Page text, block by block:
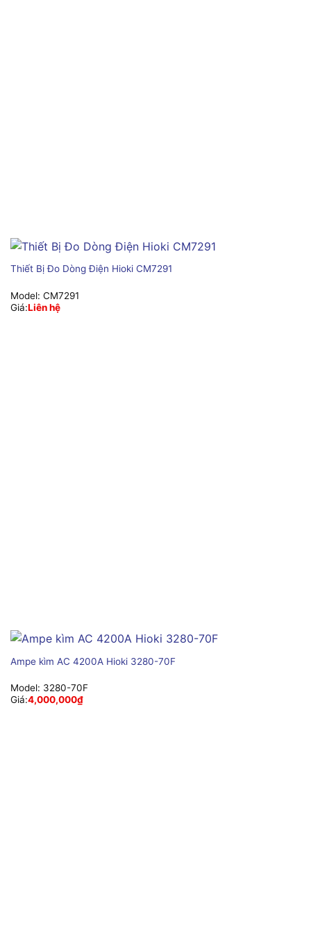
Thiết Bị Đo Dòng Điện Hioki CM7291
Model: CM7291
Giá:Liên hệ
Ampe kìm AC 4200A Hioki 3280-70F
Model: 3280-70F
Giá:4,000,000₫